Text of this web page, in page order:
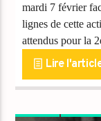
mardi 7 février
lignes de cette
attendus pour la
Lire